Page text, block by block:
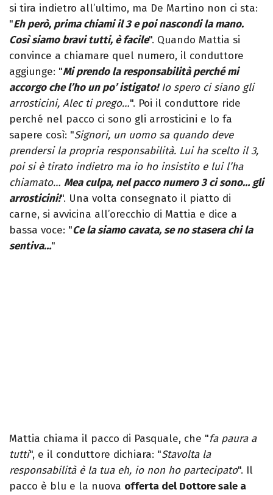
si tira indietro all’ultimo, ma De Martino non ci sta:
"Eh però, prima chiami il 3 e poi nascondi la mano.
Così siamo bravi tutti, è facile". Quando Mattia si
convince a chiamare quel numero, il conduttore
aggiunge: "Mi prendo la responsabilità perché mi
accorgo che l’ho un po’ istigato!Io spero ci siano gli
arrosticini, Alec ti prego…". Poi il conduttore ride
perché nel pacco ci sono gli arrosticini e lo fa
sapere così: "Signori, un uomo sa quando deve
prendersi la propria responsabilità. Lui ha scelto il 3,
poi si è tirato indietro ma io ho insistito e lui l’ha
chiamato… Mea culpa, nel pacco numero 3 ci sono… gli
arrosticini!". Una volta consegnato il piatto di
carne, si avvicina all’orecchio di Mattia e dice a
bassa voce: "Ce la siamo cavata, se no stasera chi la
sentiva…"
Mattia chiama il pacco di Pasquale, che "fa paura a
tutti", e il conduttore dichiara: "Stavolta la
responsabilità è la tua eh, io non ho partecipato". Il
pacco è blu e la nuova offerta del Dottore sale a